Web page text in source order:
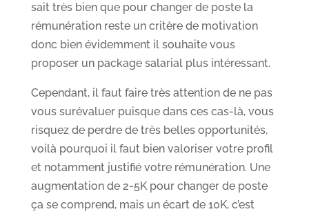
sait très bien que pour changer de poste la
rémunération reste un critère de motivation
donc bien évidemment il souhaite vous
proposer un package salarial plus intéressant.
Cependant, il faut faire très attention de ne pas
vous surévaluer puisque dans ces cas-là, vous
risquez de perdre de très belles opportunités,
voilà pourquoi il faut bien valoriser votre profil
et notamment justifié votre rémunération. Une
augmentation de 2-5K pour changer de poste
ça se comprend, mais un écart de 10K, c’est